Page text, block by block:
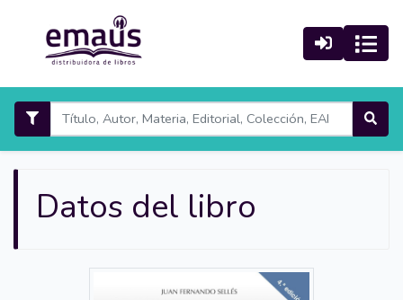
Datos del libro